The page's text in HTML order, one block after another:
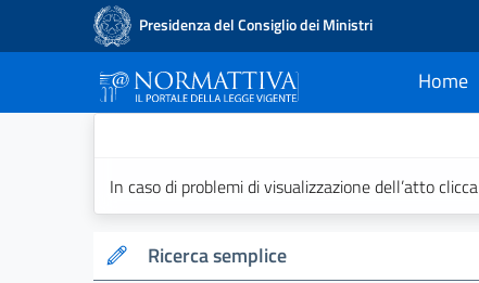
Presidenza del Consiglio dei Ministri
Home
current
In caso di problemi di visualizzazione dell’atto clicca
Ricerca semplice